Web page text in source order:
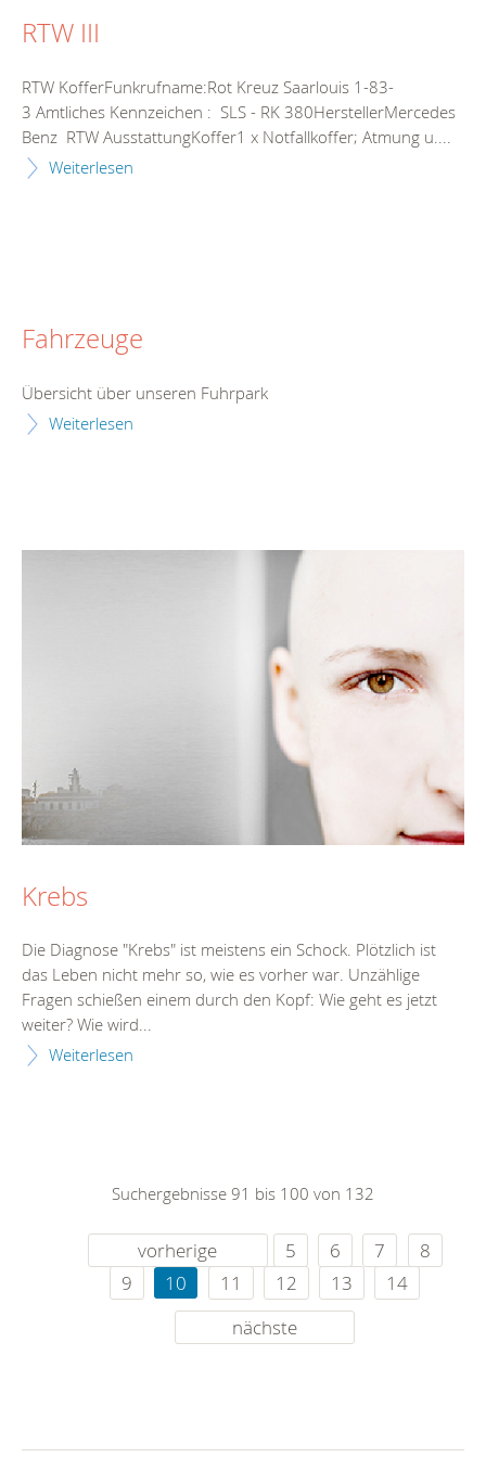
RTW III
RTW KofferFunkrufname:Rot Kreuz Saarlouis 1-83-
3 Amtliches Kennzeichen : SLS - RK 380HerstellerMercedes
Benz RTW AusstattungKoffer1 x Notfallkoffer; Atmung u....
Weiterlesen
Fahrzeuge
Übersicht über unseren Fuhrpark
Weiterlesen
Krebs
Die Diagnose "Krebs" ist meistens ein Schock. Plötzlich ist
das Leben nicht mehr so, wie es vorher war. Unzählige
Fragen schießen einem durch den Kopf: Wie geht es jetzt
weiter? Wie wird...
Weiterlesen
Suchergebnisse 91 bis 100 von 132
vorherige 5 6 7
8
9
10 11 12 13
14
nächste